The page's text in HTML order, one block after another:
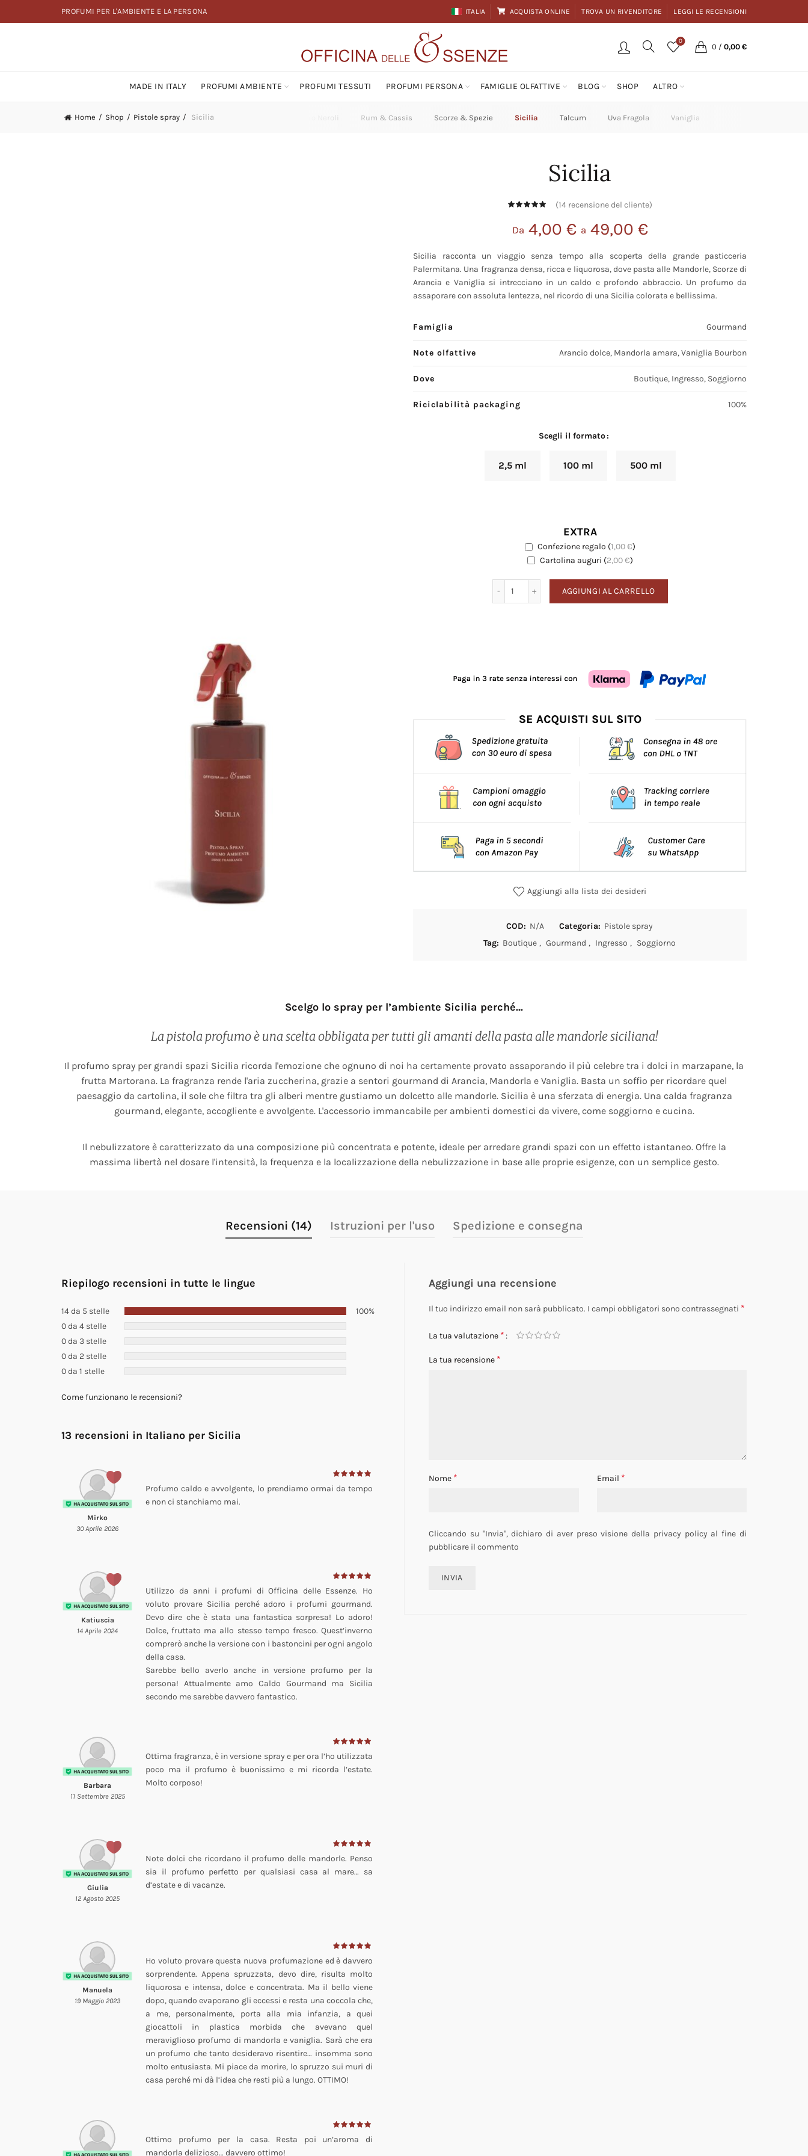
PROFUMI PER L'AMBIENTE E LA PERSONA ITALIA ACQUISTA ONLINE TROVA UN RIVENDITORE LEGGI LE RECENSIONI
0
0 / 0,00 €
MADE IN ITALY PROFUMI AMBIENTE PROFUMI TESSUTI PROFUMI PERSONA FAMIGLIE OLFATTIVE BLOG SHOP ALTRO
Home Shop Pistole spray Sicilia
Patchouli Pepe Nero Puro Fico Puro Neroli Rum & Cassis Scorze & Spezie Sicilia Talcum Uva Fragola Vaniglia
Sicilia
(14recensione del cliente)
Da 4,00 € a 49,00 €
Sicilia racconta un viaggio senza tempo alla scoperta della grande pasticceria
Palermitana. Una fragranza densa, ricca e liquorosa, dove pasta alle Mandorle, Scorze di
Arancia e Vaniglia si intrecciano in un caldo e profondo abbraccio. Un profumo da
assaporare con assoluta lentezza, nel ricordo di una Sicilia colorata e bellissima.
Famiglia Gourmand
Note olfattive Arancio dolce, Mandorla amara, Vaniglia Bourbon
Dove Boutique, Ingresso, Soggiorno
Riciclabilità packaging 100%
Scegli il formato
2,5 ml 100 ml 500 ml
EXTRA
Confezione regalo (1,00€)
Cartolina auguri (2,00€)
AGGIUNGI AL CARRELLO
Aggiungi alla lista dei desideri
COD: N/A Categoria: Pistole spray
Tag: Boutique , Gourmand , Ingresso , Soggiorno
Scelgo lo spray per l’ambiente Sicilia perché…
La pistola profumo è una scelta obbligata per tutti gli amanti della pasta alle mandorle siciliana!
Il profumo spray per grandi spazi Sicilia ricorda l'emozione che ognuno di noi ha certamente provato assaporando il più celebre tra i dolci in marzapane, la
frutta Martorana. La fragranza rende l'aria zuccherina, grazie a sentori gourmand di Arancia, Mandorla e Vaniglia. Basta un soffio per ricordare quel
paesaggio da cartolina, il sole che filtra tra gli alberi mentre gustiamo un dolcetto alle mandorle. Sicilia è una sferzata di energia. Una calda fragranza
gourmand, elegante, accogliente e avvolgente. L'accessorio immancabile per ambienti domestici da vivere, come soggiorno e cucina.
Il nebulizzatore è caratterizzato da una composizione più concentrata e potente, ideale per arredare grandi spazi con un effetto istantaneo. Offre la
massima libertà nel dosare l'intensità, la frequenza e la localizzazione della nebulizzazione in base alle proprie esigenze, con un semplice gesto.
Recensioni (14) Istruzioni per l'uso Spedizione e consegna
Riepilogo recensioni in tutte le lingue
14 da 5 stelle
100%
0 da 4 stelle
0 da 3 stelle
0 da 2 stelle
0 da 1 stelle
Come funzionano le recensioni?
13 recensioni in Italiano per Sicilia
Mirko
30 Aprile 2026
Profumo caldo e avvolgente, lo prendiamo ormai da tempo
e non ci stanchiamo mai.
Katiuscia
14 Aprile 2024
Utilizzo da anni i profumi di Officina delle Essenze. Ho
voluto provare Sicilia perché adoro i profumi gourmand.
Devo dire che è stata una fantastica sorpresa! Lo adoro!
Dolce, fruttato ma allo stesso tempo fresco. Quest’inverno
comprerò anche la versione con i bastoncini per ogni angolo
della casa.
Sarebbe bello averlo anche in versione profumo per la
persona! Attualmente amo Caldo Gourmand ma Sicilia
secondo me sarebbe davvero fantastico.
Barbara
11 Settembre 2025
Ottima fragranza, è in versione spray e per ora l’ho utilizzata
poco ma il profumo è buonissimo e mi ricorda l’estate.
Molto corposo!
Giulia
12 Agosto 2025
Note dolci che ricordano il profumo delle mandorle. Penso
sia il profumo perfetto per qualsiasi casa al mare… sa
d’estate e di vacanze.
Manuela
19 Maggio 2023
Ho voluto provare questa nuova profumazione ed è davvero
sorprendente. Appena spruzzata, devo dire, risulta molto
liquorosa e intensa, dolce e concentrata. Ma il bello viene
dopo, quando evaporano gli eccessi e resta una coccola che,
a me, personalmente, porta alla mia infanzia, a quei
giocattoli in plastica morbida che avevano quel
meraviglioso profumo di mandorla e vaniglia. Sarà che era
un profumo che tanto desideravo risentire… insomma sono
molto entusiasta. Mi piace da morire, lo spruzzo sui muri di
casa perché mi dà l’idea che resti più a lungo. OTTIMO!
Ottimo profumo per la casa. Resta poi un’aroma di
mandorla delizioso… davvero ottimo!
Aggiungi una recensione
Il tuo indirizzo email non sarà pubblicato. I campi obbligatori sono contrassegnati *
La tua valutazione *
La tua recensione *
Nome * Email *
Cliccando su "Invia", dichiaro di aver preso visione della privacy policy al fine di
pubblicare il commento